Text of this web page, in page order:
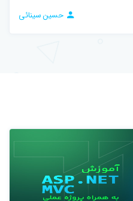
حسین سینائی